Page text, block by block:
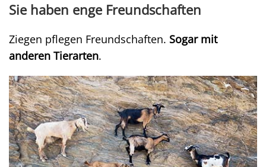
Sie haben enge Freundschaften
Ziegen pflegen Freundschaften. Sogar mit
anderen Tierarten.